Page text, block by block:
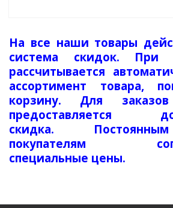
На все наши товары
система скидок. При
рассчитывается
ассортимент товара,
корзину. Для
предоставляется
скидка.
покупателям
специальные цены.